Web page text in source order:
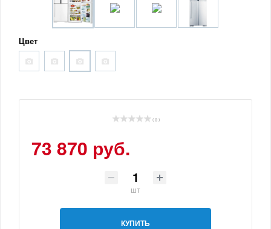
Цвет
( 0 )
73 870 руб.
шт
КУПИТЬ